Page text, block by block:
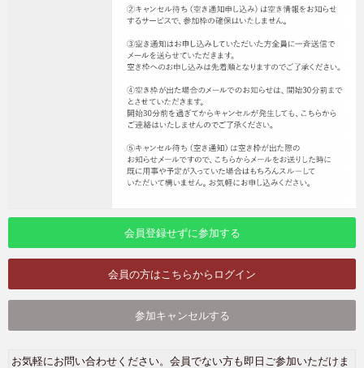
会員登録せずに参加する
会員の方はこちらからログイン
参加キャンセルする
お気軽にお問い合わせください。会員でない方も即日ご参加いただけま